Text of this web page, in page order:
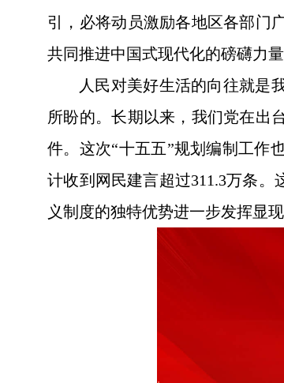
引，必将动员激励各地区各部门
共同推进中国式现代化的磅礴力量
人民对美好生活的向往就是
所盼的。长期以来，我们党在出
件。这次“十五五”规划编制工作
计收到网民建言超过311.3万条
义制度的独特优势进一步发挥显现